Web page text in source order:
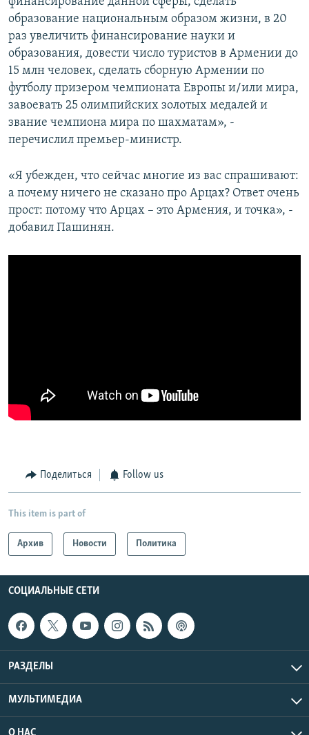
образование национальным образом жизни, в 20
раз увеличить финансирование науки и
образования, довести число туристов в Армении до
15 млн человек, сделать сборную Армении по
футболу призером чемпионата Европы и/или мира,
завоевать 25 олимпийских золотых медалей и
звание чемпиона мира по шахматам», -
перечислил премьер-министр.
«Я убежден, что сейчас многие из вас спрашивают:
а почему ничего не сказано про Арцах? Ответ очень
прост: потому что Арцах – это Армения, и точка», -
добавил Пашинян.
Поделиться Follow us
This item is part of
Архив Новости Политика
СОЦИАЛЬНЫЕ СЕТИ
РАЗДЕЛЫ
МУЛЬТИМЕДИА